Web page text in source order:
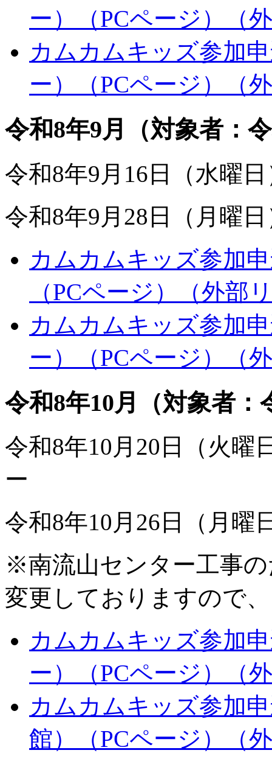
ー）（PCページ）
（
カムカムキッズ参加
ー）（PCページ）
（
令和8年9月（対象者：
令和8年9月16日（水曜
令和8年9月28日（月曜
カムカムキッズ参加
（PCページ）
（外部
カムカムキッズ参加
ー）（PCページ）
（
令和8年10月（対象者：
令和8年10月20日（火曜
ー
令和8年10月26日（月曜
※南流山センター工事
変更しておりますので
カムカムキッズ参加
ー）（PCページ）
（
カムカムキッズ参加
館）（PCページ）
（